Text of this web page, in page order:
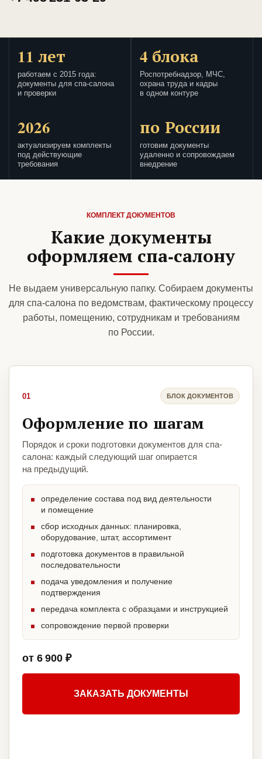
11 лет
работаем с 2015 года:
документы для спа-салона
и проверки
4 блока
Роспотребнадзор, МЧС,
охрана труда и кадры
в одном контуре
2026
актуализируем комплекты
под действующие
требования
по России
готовим документы
удаленно и сопровождаем
внедрение
КОМПЛЕКТ ДОКУМЕНТОВ
Какие документы
оформляем спа-салону
Не выдаем универсальную папку. Собираем документы
для спа-салона по ведомствам, фактическому процессу
работы, помещению, сотрудникам и требованиям
по России.
01 БЛОК ДОКУМЕНТОВ
Оформление по шагам
Порядок и сроки подготовки документов для спа-
салона: каждый следующий шаг опирается
на предыдущий.
определение состава под вид деятельности
и помещение
сбор исходных данных: планировка,
оборудование, штат, ассортимент
подготовка документов в правильной
последовательности
подача уведомления и получение
подтверждения
передача комплекта с образцами и инструкцией
сопровождение первой проверки
от 6 900 ₽
ЗАКАЗАТЬ ДОКУМЕНТЫ